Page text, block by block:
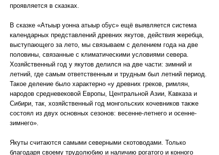
проявляется в сказках.
В сказке «Атыыр уонна атыыр о5ус» ещё выявляется система
календарных представлений древних якутов, действия жеребца,
выступающего за лето, мы связываем с делением года на две
половины, связанные с климатическими условиями севера.
Хозяйственный год у якутов делился на две части: зимний и
летний, где самым ответственным и трудным был летний период.
Такое деление было характерно «у древних греков, римлян,
народов средневековой Европы, Центральной Азии, Кавказа и
Сибири, так, хозяйственный год монгольских кочевников также
состоял из двух основных сезонов: весенне-летнего и осенне-
зимнего».
Якуты считаются самыми северными скотоводами. Только
благодаря своему трудолюбию и наличию рогатого и конного